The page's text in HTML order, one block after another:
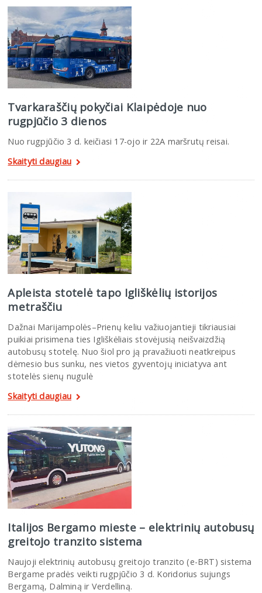
Tvarkaraščių pokyčiai Klaipėdoje nuo
rugpjūčio 3 dienos
Nuo rugpjūčio 3 d. keičiasi 17-ojo ir 22A maršrutų reisai.
Skaityti daugiau
Apleista stotelė tapo Igliškėlių istorijos
metraščiu
Dažnai Marijampolės–Prienų keliu važiuojantieji tikriausiai
puikiai prisimena ties Igliškėliais stovėjusią neišvaizdžią
autobusų stotelę. Nuo šiol pro ją pravažiuoti neatkreipus
dėmesio bus sunku, nes vietos gyventojų iniciatyva ant
stotelės sienų nugulė
Skaityti daugiau
Italijos Bergamo mieste – elektrinių autobusų
greitojo tranzito sistema
Naujoji elektrinių autobusų greitojo tranzito (e-BRT) sistema
Bergame pradės veikti rugpjūčio 3 d. Koridorius sujungs
Bergamą, Dalminą ir Verdelliną.